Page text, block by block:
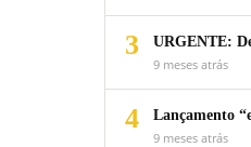
3
URGENTE:
9 meses atrás
4
Lançamento
9 meses atrás